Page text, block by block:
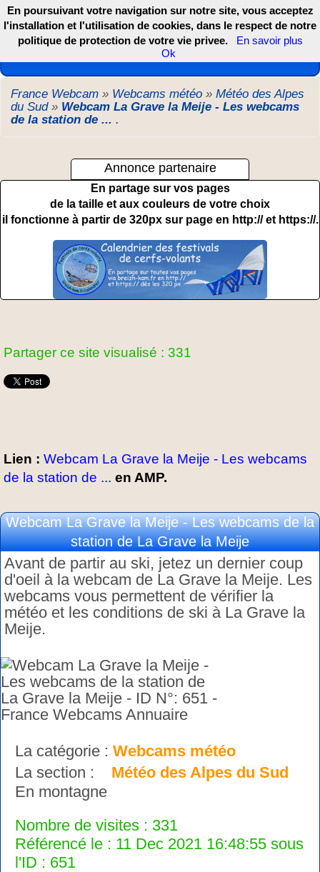
Les webcams de France, DOM TOM et COM
France Webcam » Webcams météo » Météo des Alpes
du Sud» Webcam La Grave la Meije - Les webcams
de la station de ... .
Annonce partenaire
En partage sur vos pages
de la taille et aux couleurs de votre choix
il fonctionne à partir de 320px sur page en http:// et https://.
Partager ce site visualisé : 331
Lien : Webcam La Grave la Meije - Les webcams
de la station de ... en AMP.
Webcam La Grave la Meije - Les webcams de la
station de La Grave la Meije
Avant de partir au ski, jetez un dernier coup
d'oeil à la webcam de La Grave la Meije. Les
webcams vous permettent de vérifier la
météo et les conditions de ski à La Grave la
Meije.
La catégorie : Webcams météo
La section : Météo des Alpes du Sud
En montagne
Nombre de visites : 331
Référencé le : 11 Dec 2021 16:48:55 sous
l'ID : 651
En poursuivant votre navigation sur notre site, vous acceptez
l'installation et l'utilisation de cookies, dans le respect de notre
politique de protection de votre vie privee.
En savoir plus
Ok